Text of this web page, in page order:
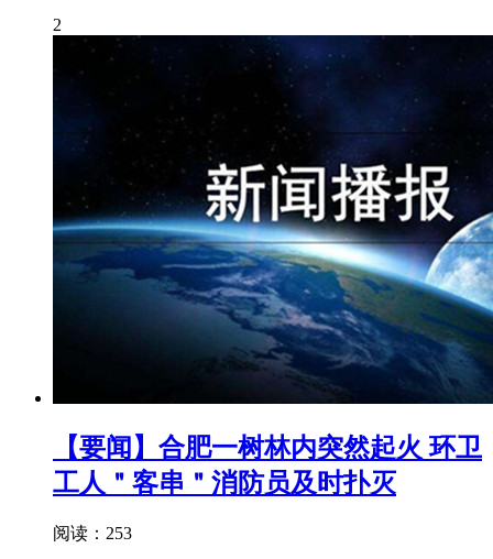
2
【要闻】合肥一树林内突然起火 环卫
工人＂客串＂消防员及时扑灭
阅读：253